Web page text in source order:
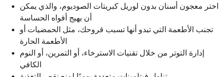
اختر معجون أسنان بدون لوريل كبريتات الصوديوم، والذي يمكن
أن يهيج أفواه الحساسة
تجنب الأطعمة التي تبدو أنها تسبب قروحك، مثل الحمضيات أو
الأطعمة الحارة
إدارة التوتر من خلال تقنيات الاسترخاء، أو التمرين، أو النوم
الكافي